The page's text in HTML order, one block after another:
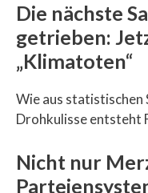
Die nächste
getrieben:
„Klimatoten“
Wie aus statistischen
Drohkulisse entsteht
Nicht nur